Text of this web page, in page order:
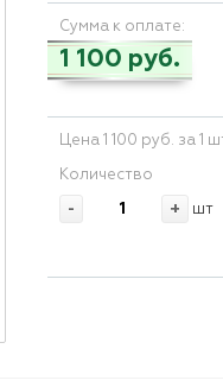
Сумма к оплате:
1 100 руб.
Цена 1 100 руб. за 1
Количество
- + шт